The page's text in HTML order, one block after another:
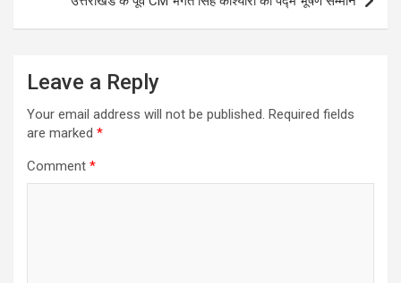
Leave a Reply
Your email address will not be published. Required fields
are marked *
Comment *